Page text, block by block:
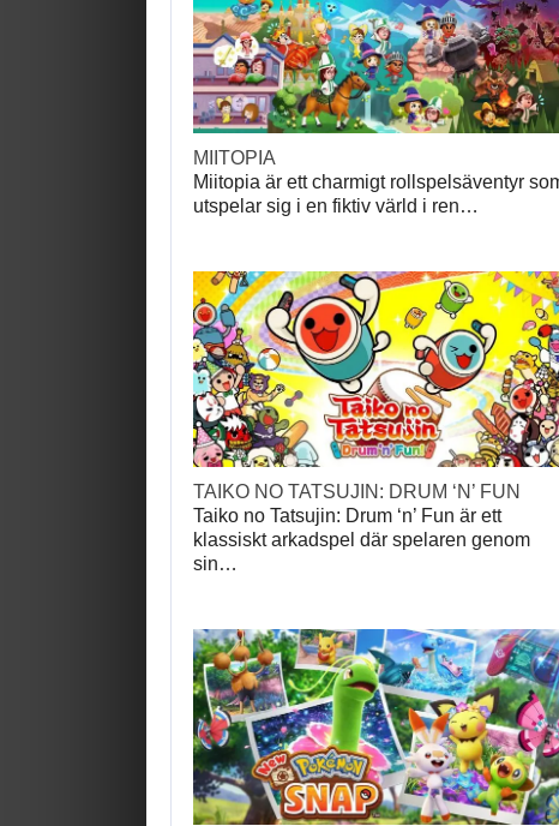
MIITOPIA
Miitopia är ett charmigt rollspelsäventyr
utspelar sig i en fiktiv värld i ren…
TAIKO NO TATSUJIN: DRUM ‘N’ FUN
Taiko no Tatsujin: Drum ‘n’ Fun är ett
klassiskt arkadspel där spelaren genom
sin…